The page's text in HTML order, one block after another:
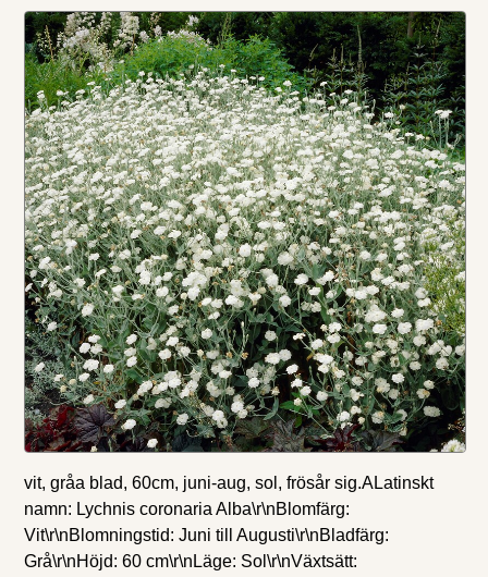
vit, gråa blad, 60cm, juni-aug, sol, frösår sig.ALatinskt
namn: Lychnis coronaria Alba\r\nBlomfärg:
Vit\r\nBlomningstid: Juni till Augusti\r\nBladfärg:
Grå\r\nHöjd: 60 cm\r\nLäge: Sol\r\nVäxtsätt: